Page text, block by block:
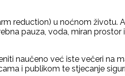
reduction) u noćnom
pauza, voda, miran
naučeno već iste večeri na
i publikom te stjecanje